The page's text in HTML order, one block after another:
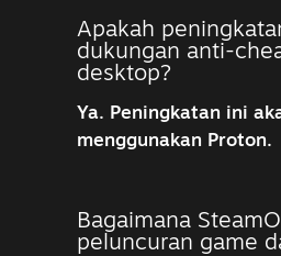
Apakah
dukungan anti-
desktop?
Ya. Peningkatan ini
menggunakan Proton.
Bagaimana
peluncuran game